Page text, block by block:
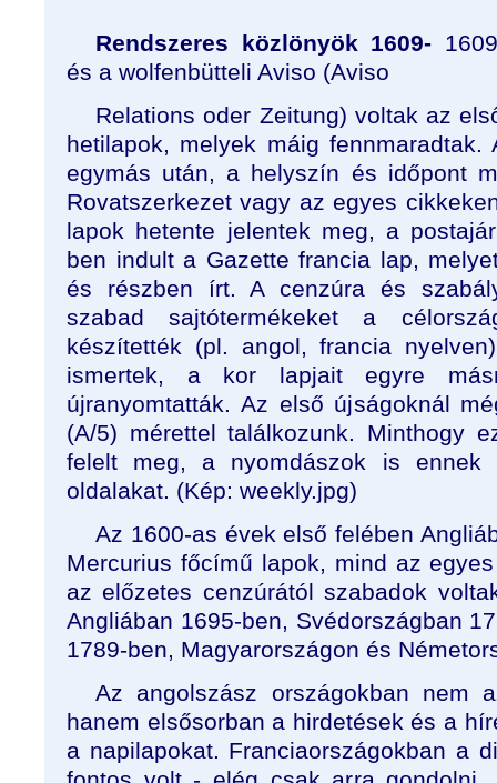
Rendszeres közlönyök 1609-
és a wolfenbütteli Aviso (Aviso
Relations oder Zeitung) voltak az
hetilapok, melyek máig fennmaradtak.
egymás után, a helyszín és időpont
Rovatszerkezet vagy az egyes
lapok hetente jelentek meg, a
ben indult a Gazette francia lap,
és részben írt. A cenzúra és
szabad sajtótermékeket a
készítették (pl. angol, francia
ismertek, a kor lapjait egyre
újranyomtatták. Az első újságoknál
(A/5) mérettel találkozunk. Minthogy
felelt meg, a nyomdászok is ennek
oldalakat. (Kép: weekly.jpg)
Az 1600-as évek első felében
Mercurius főcímű lapok, mind az
az előzetes cenzúrától szabadok
Angliában 1695-ben, Svédországban
1789-ben, Magyarországon és
Az angolszász országokban nem
hanem elsősorban a hirdetések és a
a napilapokat. Franciaországokban a